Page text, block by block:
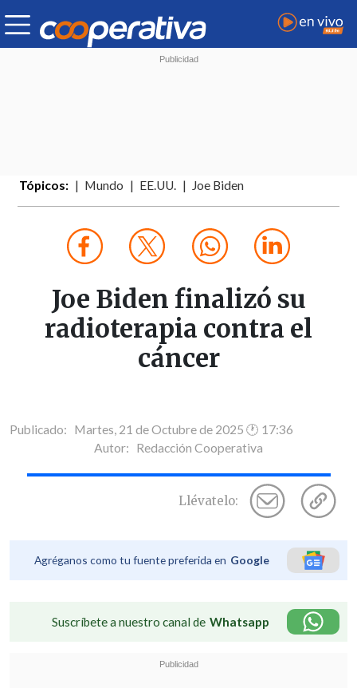
Tópicos: Mundo EE.UU. Joe Biden
Joe Biden finalizó su
radioterapia contra el
cáncer
Publicado: Martes, 21 de Octubre de 2025 🕐 17:36
Autor: Redacción Cooperativa
Llévatelo:
Agréganos como tu fuente preferida en Google
Suscríbete a nuestro canal de Whatsapp